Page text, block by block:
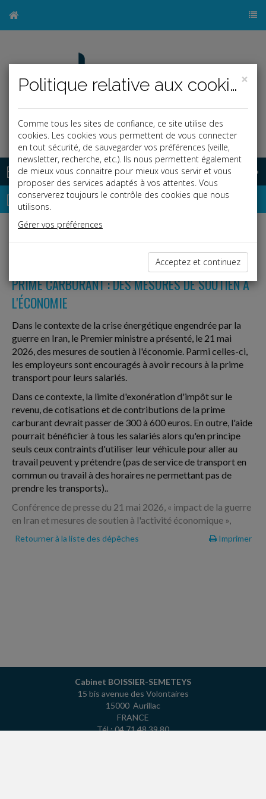
Base documentaire
Dépêches
PRIME CARBURANT : DES MESURES DE SOUTIEN À
L'ÉCONOMIE
Dans le contexte de la crise énergétique engendrée par la
guerre en Iran, le Premier ministre a présenté, le 21 mai
2026, des mesures de soutien à l'économie. Parmi celles-ci,
les employeurs sont encouragés à avoir recours à la prime
transport pour leurs salariés.
Dans ce contexte, la limite d'exonération d'impôt sur le
revenu, de cotisations et de contributions de la prime
carburant devrait passer de 300 à 600 euros. En outre, l'aide
pourrait bénéficier à tous les salariés alors qu'en principe
seuls ceux contraints d'utiliser leur véhicule pour aller au
travail peuvent y prétendre (pas de service de transport en
commun ou travail à des horaires ne permettant pas de
prendre les transports)..
Conférence de presse du 21 mai 2026, « impact de la guerre
en Iran et mesures de soutien à l'activité économique »,
Retourner à la liste des dépêches Imprimer
Cabinet BOISSIER-SEMETEYS
15 bis avenue des Volontaires
15000 Aurillac
FRANCE
Tél : 04 71 48 39 80
×
Politique relative aux cookies
Comme tous les sites de confiance, ce site utilise des
cookies. Les cookies vous permettent de vous connecter
en tout sécurité, de sauvegarder vos préférences (veille,
newsletter, recherche, etc.). Ils nous permettent également
de mieux vous connaitre pour mieux vous servir et vous
proposer des services adaptés à vos attentes. Vous
conserverez toujours le contrôle des cookies que nous
utilisons.
Gérer vos préférences
Acceptez et continuez